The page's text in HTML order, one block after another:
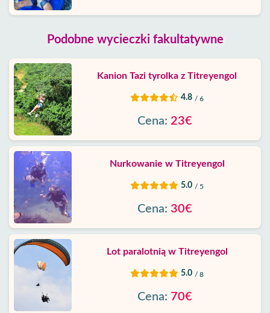
Podobne wycieczki fakultatywne
Kanion Tazi tyrolka z Titreyengol
4.8 / 6
Cena: 23€
Nurkowanie w Titreyengol
5.0 / 5
Cena: 30€
Lot paralotnią w Titreyengol
5.0 / 8
Cena: 70€